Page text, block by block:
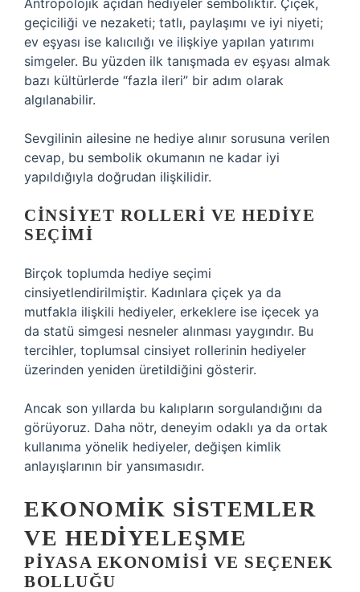
Antropolojik açıdan hediyeler semboliktir. Çiçek,
geçiciliği ve nezaketi; tatlı, paylaşımı ve iyi niyeti;
ev eşyası ise kalıcılığı ve ilişkiye yapılan yatırımı
simgeler. Bu yüzden ilk tanışmada ev eşyası almak
bazı kültürlerde “fazla ileri” bir adım olarak
algılanabilir.
Sevgilinin ailesine ne hediye alınır sorusuna verilen
cevap, bu sembolik okumanın ne kadar iyi
yapıldığıyla doğrudan ilişkilidir.
CINSIYET ROLLERI VE HEDIYE
SEÇIMI
Birçok toplumda hediye seçimi
cinsiyetlendirilmiştir. Kadınlara çiçek ya da
mutfakla ilişkili hediyeler, erkeklere ise içecek ya
da statü simgesi nesneler alınması yaygındır. Bu
tercihler, toplumsal cinsiyet rollerinin hediyeler
üzerinden yeniden üretildiğini gösterir.
Ancak son yıllarda bu kalıpların sorgulandığını da
görüyoruz. Daha nötr, deneyim odaklı ya da ortak
kullanıma yönelik hediyeler, değişen kimlik
anlayışlarının bir yansımasıdır.
EKONOMIK SISTEMLER
VE HEDIYELEŞME
PIYASA EKONOMISI VE SEÇENEK
BOLLUĞU